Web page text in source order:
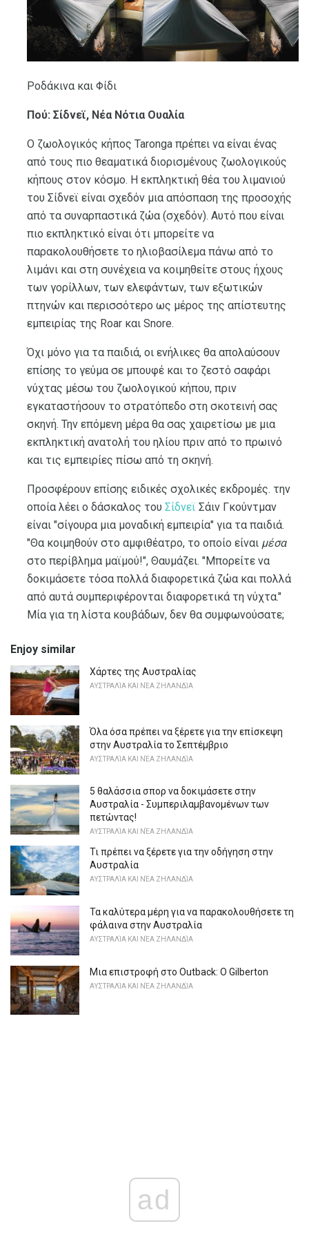
Ροδάκινα και Φίδι
Πού: Σίδνεϊ, Νέα Νότια Ουαλία
Ο ζωολογικός κήπος Taronga πρέπει να είναι ένας
από τους πιο θεαματικά διορισμένους ζωολογικούς
κήπους στον κόσμο. Η εκπληκτική θέα του λιμανιού
του Σίδνεϊ είναι σχεδόν μια απόσπαση της προσοχής
από τα συναρπαστικά ζώα (σχεδόν). Αυτό που είναι
πιο εκπληκτικό είναι ότι μπορείτε να
παρακολουθήσετε το ηλιοβασίλεμα πάνω από το
λιμάνι και στη συνέχεια να κοιμηθείτε στους ήχους
των γορίλλων, των ελεφάντων, των εξωτικών
πτηνών και περισσότερο ως μέρος της απίστευτης
εμπειρίας της Roar και Snore.
Όχι μόνο για τα παιδιά, οι ενήλικες θα απολαύσουν
επίσης το γεύμα σε μπουφέ και το ζεστό σαφάρι
νύχτας μέσω του ζωολογικού κήπου, πριν
εγκαταστήσουν το στρατόπεδο στη σκοτεινή σας
σκηνή. Την επόμενη μέρα θα σας χαιρετίσω με μια
εκπληκτική ανατολή του ηλίου πριν από το πρωινό
και τις εμπειρίες πίσω από τη σκηνή.
Προσφέρουν επίσης ειδικές σχολικές εκδρομές. την
οποία λέει ο δάσκαλος του Σίδνεϊ Σάιν Γκούντμαν
είναι "σίγουρα μια μοναδική εμπειρία" για τα παιδιά.
"Θα κοιμηθούν στο αμφιθέατρο, το οποίο είναι μέσα
στο περίβλημα μαϊμού!", Θαυμάζει. "Μπορείτε να
δοκιμάσετε τόσα πολλά διαφορετικά ζώα και πολλά
από αυτά συμπεριφέρονται διαφορετικά τη νύχτα."
Μία για τη λίστα κουβάδων, δεν θα συμφωνούσατε;
Enjoy similar
Χάρτες της Αυστραλίας
ΑΥΣΤΡΑΛΊΑ ΚΑΙ ΝΈΑ ΖΗΛΑΝΔΊΑ
Όλα όσα πρέπει να ξέρετε για την επίσκεψη
στην Αυστραλία το Σεπτέμβριο
ΑΥΣΤΡΑΛΊΑ ΚΑΙ ΝΈΑ ΖΗΛΑΝΔΊΑ
5 θαλάσσια σπορ να δοκιμάσετε στην
Αυστραλία - Συμπεριλαμβανομένων των
πετώντας!
ΑΥΣΤΡΑΛΊΑ ΚΑΙ ΝΈΑ ΖΗΛΑΝΔΊΑ
Τι πρέπει να ξέρετε για την οδήγηση στην
Αυστραλία
ΑΥΣΤΡΑΛΊΑ ΚΑΙ ΝΈΑ ΖΗΛΑΝΔΊΑ
Τα καλύτερα μέρη για να παρακολουθήσετε τη
φάλαινα στην Αυστραλία
ΑΥΣΤΡΑΛΊΑ ΚΑΙ ΝΈΑ ΖΗΛΑΝΔΊΑ
Μια επιστροφή στο Outback: Ο Gilberton
ΑΥΣΤΡΑΛΊΑ ΚΑΙ ΝΈΑ ΖΗΛΑΝΔΊΑ
ad